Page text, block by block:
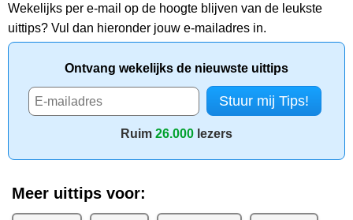
Wekelijks per e-mail op de hoogte blijven van de leukste
uittips? Vul dan hieronder jouw e-mailadres in.
Ontvang wekelijks de nieuwste uittips
Ruim 26.000 lezers
Meer uittips voor: